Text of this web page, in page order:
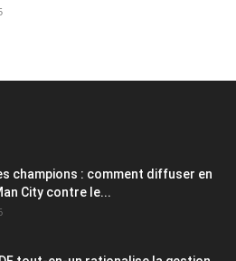
champions : comment diffuser en
City contre le...